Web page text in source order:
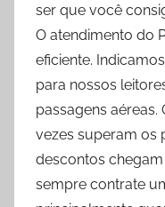
ser que você
O atendimento do
eficiente.
para nossos
passagens aéreas.
vezes superam os
descontos chegam
sempre contrate